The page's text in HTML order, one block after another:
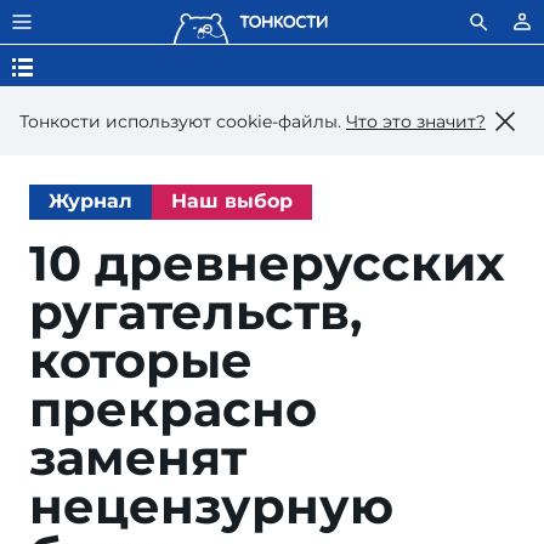
Тонкости используют сookie-файлы. Что это значит?
Журнал Наш выбор
10 древнерусских
ругательств,
которые
прекрасно
заменят
нецензурную